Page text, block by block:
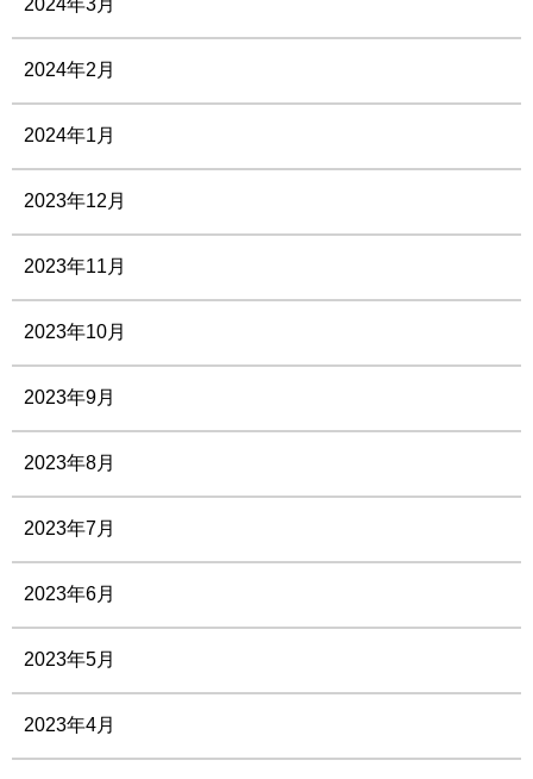
2024年3月
2024年2月
2024年1月
2023年12月
2023年11月
2023年10月
2023年9月
2023年8月
2023年7月
2023年6月
2023年5月
2023年4月